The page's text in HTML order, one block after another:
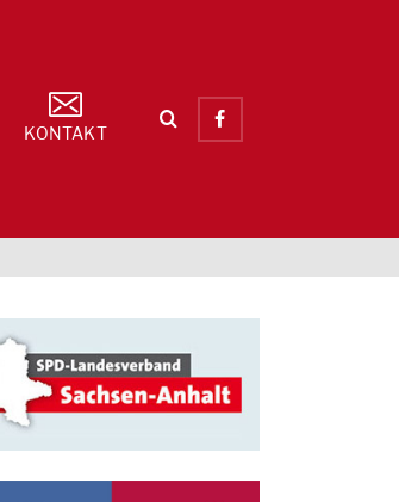
KONTAKT